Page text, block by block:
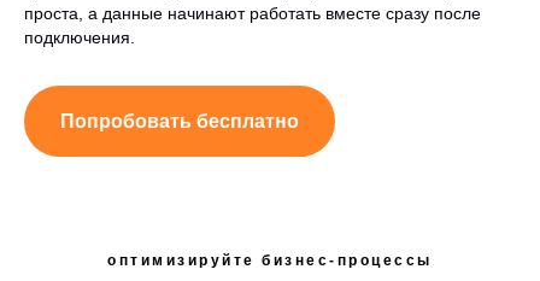
проста, а данные начинают работать вместе сразу после
подключения.
Попробовать бесплатно
оптимизируйте бизнес-процессы